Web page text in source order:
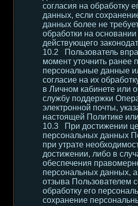
согласия на обработку
данных, если
данных более не
обработки на
действующего
Пользователь
момент уточнить ранее
персональные данные
согласие на их
в Личном кабинете или
службу поддержки
электронной почты,
настоящей Политике
При достижении
персональных данных
при утрате
достижении, либо в
обеспечения
персональных данных,
отзыва Пользователем
обработку его
сохранение